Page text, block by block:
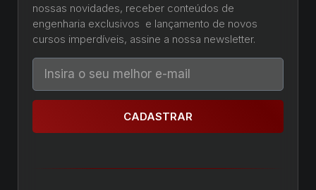
nossas novidades, receber conteúdos de
engenharia exclusivos e lançamento de novos
cursos imperdíveis, assine a nossa newsletter.
CADASTRAR